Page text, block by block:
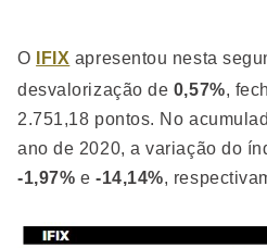
O IFIX apresentou nesta
desvalorização de 0,57%,
2.751,18 pontos. No
ano de 2020, a variação do
-1,97% e -14,14%,